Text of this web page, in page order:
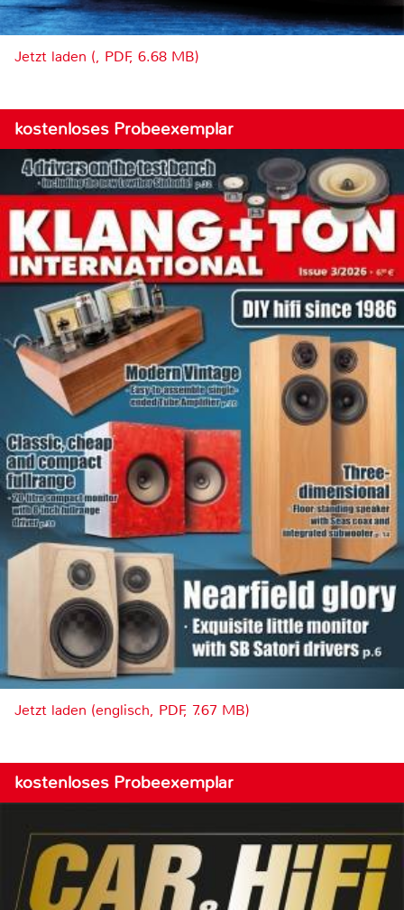
Jetzt laden (, PDF, 6.68 MB)
kostenloses Probeexemplar
Jetzt laden (englisch, PDF, 7.67 MB)
kostenloses Probeexemplar